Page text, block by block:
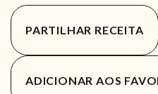
PARTILHAR RECEITA
ADICIONAR AOS